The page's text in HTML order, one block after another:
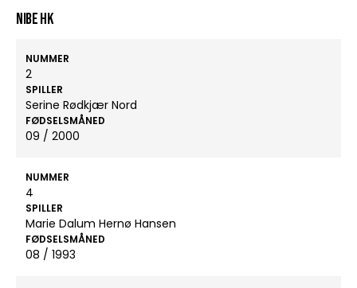
Nibe HK
NUMMER
2
SPILLER
Serine Rødkjær Nord
FØDSELSMÅNED
09 / 2000
NUMMER
4
SPILLER
Marie Dalum Hernø Hansen
FØDSELSMÅNED
08 / 1993